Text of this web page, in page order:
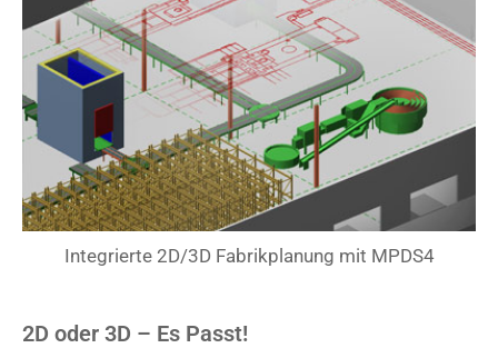
Integrierte 2D/3D Fabrikplanung mit MPDS4
2D oder 3D – Es Passt!